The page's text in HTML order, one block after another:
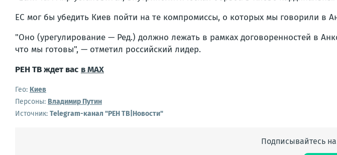
ЕС мог бы убедить Киев пойти на те компромиссы, о которых мы говорили в
"Оно (урегулирование — Ред.) должно лежать в рамках договоренностей в
что мы готовы", — отметил российский лидер.
РЕН ТВ ждет вас в MAX
Гео: Киев
Персоны: Владимир Путин
Источник: Telegram-канал "РЕН ТВ|Новости"
Подписывайтесь